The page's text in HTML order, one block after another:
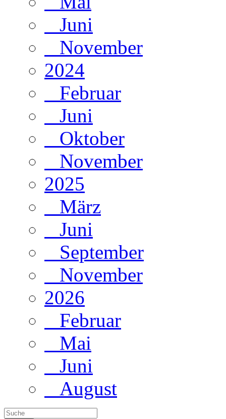
Juni
November
2024
Februar
Juni
Oktober
November
2025
März
Juni
September
November
2026
Februar
Mai
Juni
August